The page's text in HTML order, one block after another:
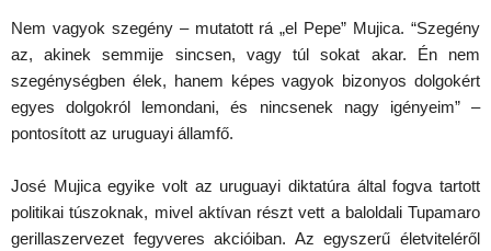
Nem vagyok szegény – mutatott rá „el Pepe” Mujica. “Szegény
az, akinek semmije sincsen, vagy túl sokat akar. Én nem
szegénységben élek, hanem képes vagyok bizonyos dolgokért
egyes dolgokról lemondani, és nincsenek nagy igényeim” –
pontosított az uruguayi államfő.
José Mujica egyike volt az uruguayi diktatúra által fogva tartott
politikai túszoknak, mivel aktívan részt vett a baloldali Tupamaro
gerillaszervezet fegyveres akcióiban. Az egyszerű életviteléről